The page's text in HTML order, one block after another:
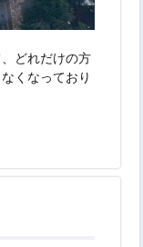
どれだけの方
くなっており